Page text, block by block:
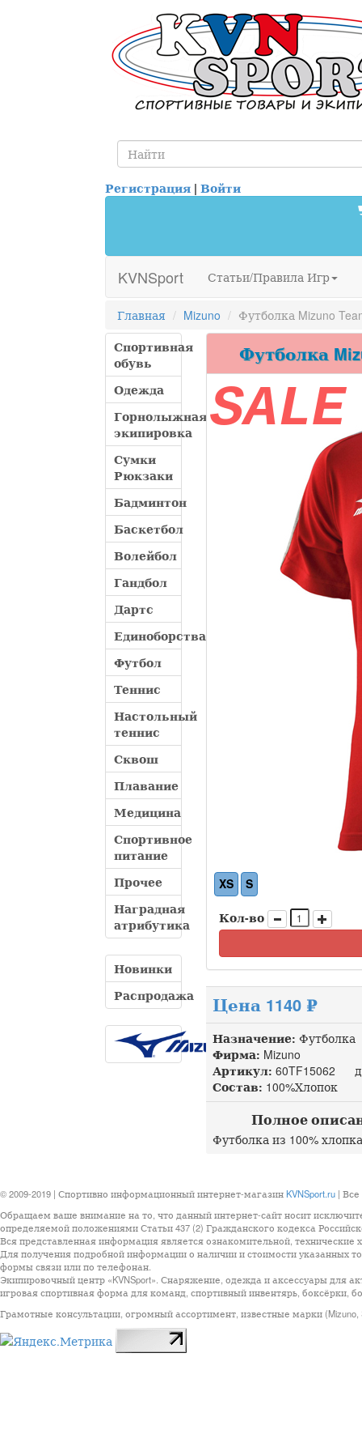
Регистрация | Войти
KVNSport Статьи/Правила Игр
Главная Mizuno
Футболка Mizuno
Спортивная
обувь
Одежда
Горнолыжная
экипировка
Сумки
Рюкзаки
Бадминтон
Баскетбол
Волейбол
Гандбол
Дартс
Единоборства
Футбол
Теннис
Настольный
теннис
Сквош
Плавание
Медицина
Спортивное
питание
Прочее
Наградная
атрибутика
Новинки
Распродажа
Футболка
SALE
XS S
Кол-во
Цена 1140 ₽
Назначение: Футболка
Фирма: Mizuno
Артикул: 60TF15062
Состав: 100%Хлопок
Полное
Футболка из 100%
© 2009-2019 | Спортивно информационный интернет-магазин KVNSport.ru |
Обращаем ваше внимание на то, что данный интернет-сайт носит
определяемой положениями Статьи 437 (2) Гражданского кодекса
Вся представленная информация является ознакомительной, технические
Для получения подробной информации о наличии и стоимости указанных
формы связи или по телефонан.
Экипировочный центр «KVNSport». Снаряжение, одежда и аксессуары для
игровая спортивная форма для команд, спортивный инвентярь, боксёрки,
Грамотные консультации, огромный ассортимент, известные марки (Mizuno,